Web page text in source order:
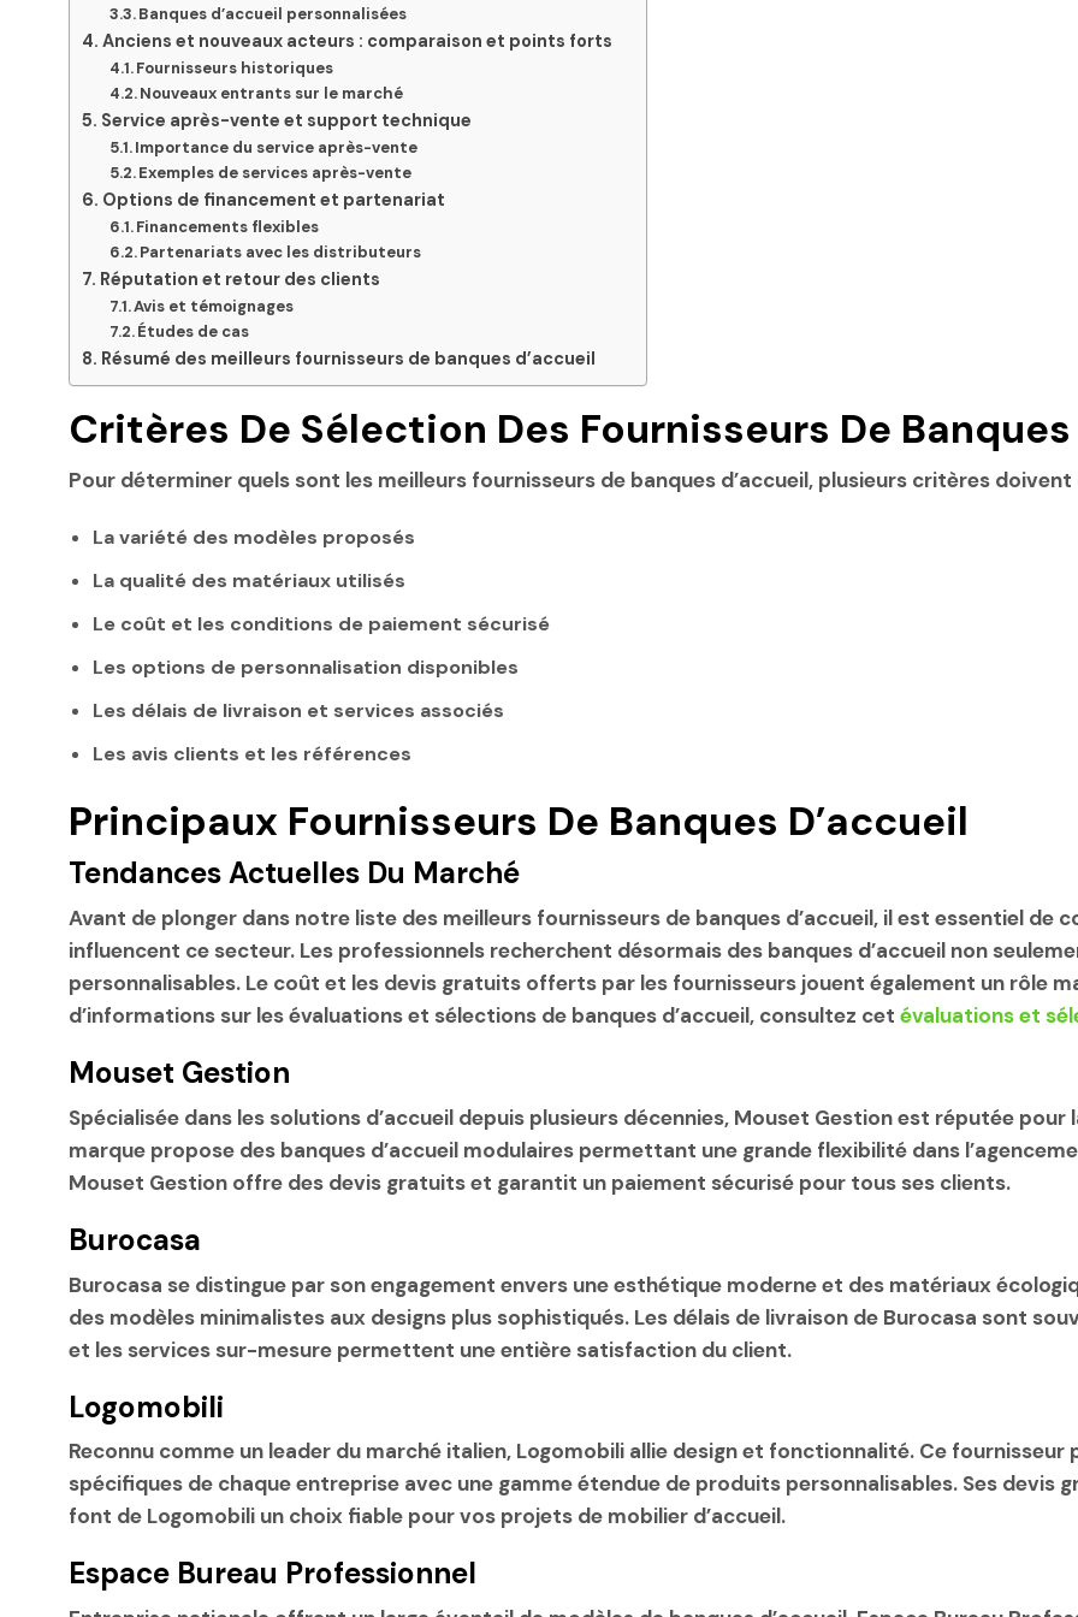
Banques d’accueil personnalisées
Anciens et nouveaux acteurs : comparaison et points forts
Fournisseurs historiques
Nouveaux entrants sur le marché
Service après-vente et support technique
Importance du service après-vente
Exemples de services après-vente
Options de financement et partenariat
Financements flexibles
Partenariats avec les distributeurs
Réputation et retour des clients
Avis et témoignages
Études de cas
Résumé des meilleurs fournisseurs de banques d’accueil
Critères De Sélection Des Fournisseurs De Banques
Pour déterminer quels sont les meilleurs fournisseurs de banques d’accueil, plusieurs critères
La variété des modèles proposés
La qualité des matériaux utilisés
Le coût et les conditions de paiement sécurisé
Les options de personnalisation disponibles
Les délais de livraison et services associés
Les avis clients et les références
Principaux Fournisseurs De Banques D’accueil
Tendances Actuelles Du Marché
Avant de plonger dans notre liste des meilleurs fournisseurs de banques d’accueil, il est essentiel de
influencent ce secteur. Les professionnels recherchent désormais des banques d’accueil non
personnalisables. Le coût et les devis gratuits offerts par les fournisseurs jouent également un rôle
d’informations sur les évaluations et sélections de banques d’accueil, consultez cet évaluations et
Mouset Gestion
Spécialisée dans les solutions d’accueil depuis plusieurs décennies, Mouset Gestion est réputée pour
marque propose des banques d’accueil modulaires permettant une grande flexibilité dans
Mouset Gestion offre des devis gratuitset garantit un paiement sécurisé pour tous ses clients.
Burocasa
Burocasa se distingue par son engagement envers une esthétique moderne et des matériaux
des modèles minimalistes aux designs plus sophistiqués. Les délais de livraison de Burocasa sont
et les services sur-mesure permettent une entière satisfaction du client.
Logomobili
Reconnu comme un leader du marché italien, Logomobili allie design et fonctionnalité. Ce
spécifiques de chaque entreprise avec une gamme étendue de produits personnalisables. Ses devis
font de Logomobili un choix fiable pour vos projets de mobilier d’accueil.
Espace Bureau Professionnel